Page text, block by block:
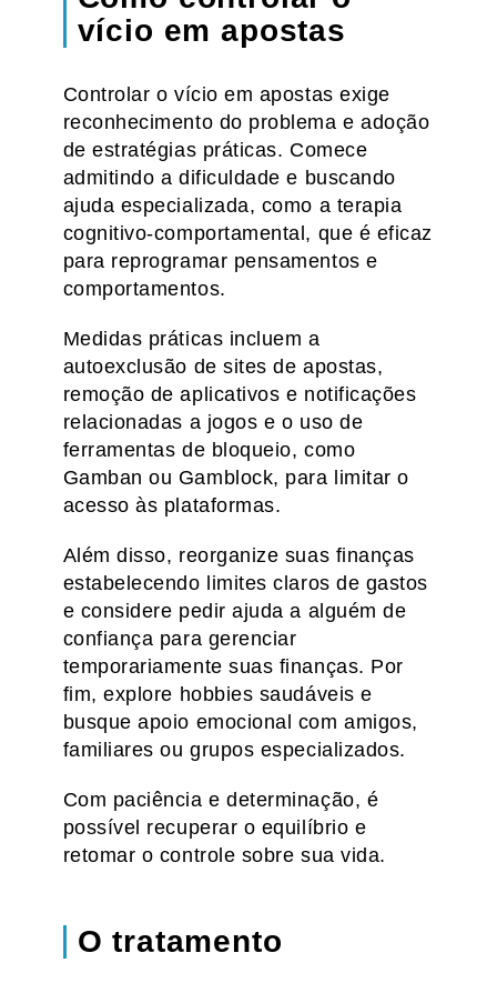
vício em apostas
Controlar o vício em apostas exige
reconhecimento do problema e adoção
de estratégias práticas. Comece
admitindo a dificuldade e buscando
ajuda especializada, como a terapia
cognitivo-comportamental, que é eficaz
para reprogramar pensamentos e
comportamentos.
Medidas práticas incluem a
autoexclusão de sites de apostas,
remoção de aplicativos e notificações
relacionadas a jogos e o uso de
ferramentas de bloqueio, como
Gamban ou Gamblock, para limitar o
acesso às plataformas.
Além disso, reorganize suas finanças
estabelecendo limites claros de gastos
e considere pedir ajuda a alguém de
confiança para gerenciar
temporariamente suas finanças. Por
fim, explore hobbies saudáveis e
busque apoio emocional com amigos,
familiares ou grupos especializados.
Com paciência e determinação, é
possível recuperar o equilíbrio e
retomar o controle sobre sua vida.
O tratamento